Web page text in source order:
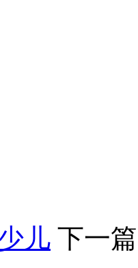
儿 下一